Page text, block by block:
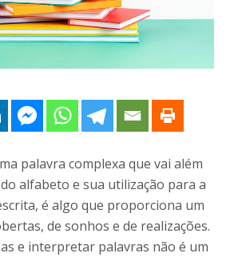
palavra complexa que vai além
alfabeto e sua utilização para a
é algo que proporciona um
de sonhos e de realizações.
e interpretar palavras não é um